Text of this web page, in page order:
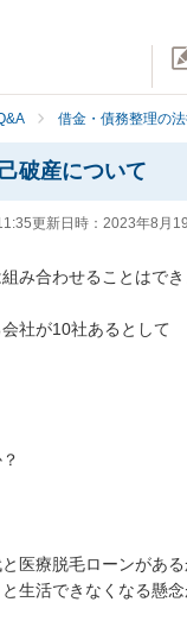
借金・債務整理の
破産について
更新日時： 2023年8月
み合わせることはでき
社が10社あるとして
医療脱毛ローンがある
生活できなくなる懸念